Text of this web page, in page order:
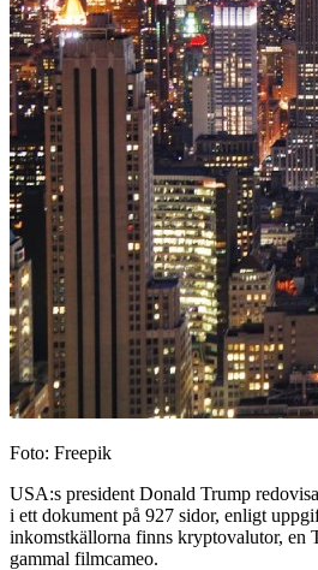
Foto: Freepik
USA:s president Donald Trump
i ett dokument på 927 sidor, enligt
inkomstkällorna finns kryptovalutor, en
gammal filmcameo.